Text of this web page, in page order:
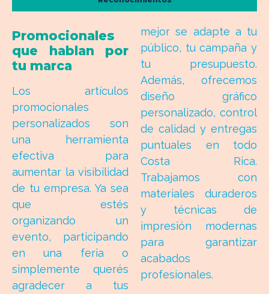
Promocionales
que hablan por
tu marca
Los artículos
promocionales
personalizados son
una herramienta
efectiva para
aumentar la visibilidad
de tu empresa. Ya sea
que estés
organizando un
evento, participando
en una feria o
simplemente querés
agradecer a tus
mejor se adapte a tu
público, tu campaña y
tu presupuesto.
Además, ofrecemos
diseño gráfico
personalizado, control
de calidad y entregas
puntuales en todo
Costa Rica.
Trabajamos con
materiales duraderos
y técnicas de
impresión modernas
para garantizar
acabados
profesionales.